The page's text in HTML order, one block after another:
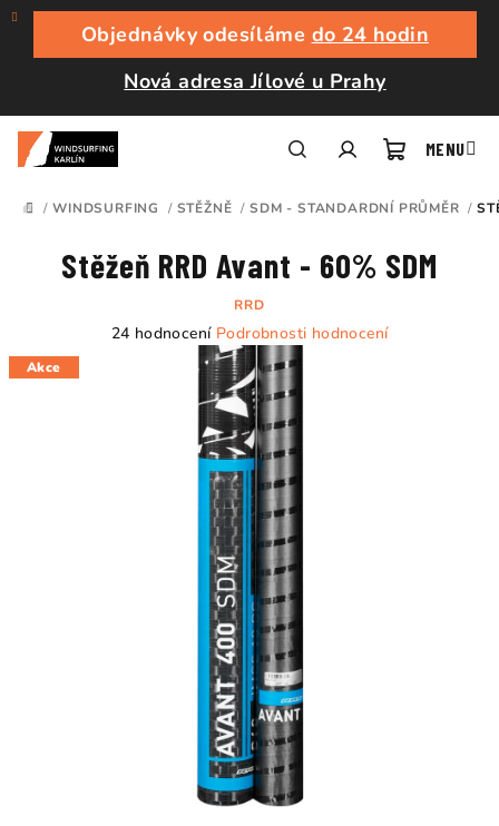
Přejít
obsah
Objednávky odesíláme do 24 hodin
Nová adresa Jílové u Prahy
košík
DOMŮ
/ WINDSURFING / STĚŽNĚ / SDM - STANDARDNÍ PRŮMĚR /
Stěžeň RRD Avant - 60% SDM
RRD
Průměrné
24 hodnocení Podrobnosti hodnocení
Akce